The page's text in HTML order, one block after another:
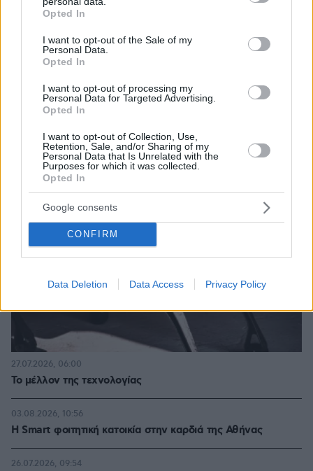
grant or deny consent to Google and its third-party tags to
use your data for below specified purposes in below Google
consent section.
Opted In
I want to opt-out of the Sale of my
Personal Data.
Opted In
I want to opt-out of processing my
Personal Data for Targeted Advertising.
Opted In
I want to opt-out of Collection, Use,
Retention, Sale, and/or Sharing of my
Personal Data that Is Unrelated with the
Purposes for which it was collected.
Opted In
Google consents
CONFIRM
Data Deletion Data Access Privacy Policy
Thema Insights
Το μέλλον της τεχνολογίας
27.07.2026, 06:00
Η Smart φοιτητική κατοικία στην καρδιά της Αθήνας
03.08.2026, 10:56
26.07.2026, 09:54